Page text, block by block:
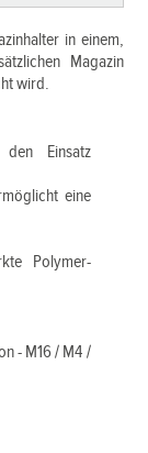
in einem,
Magazin
wird.
Einsatz
eine
Polymer-
- M16 / M4 /